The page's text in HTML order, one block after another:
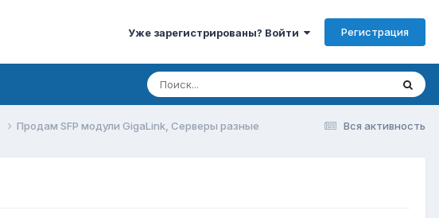
Уже зарегистрированы? Войти Регистрация
Вся активность
Продам SFP модули GigaLink, Серверы разные